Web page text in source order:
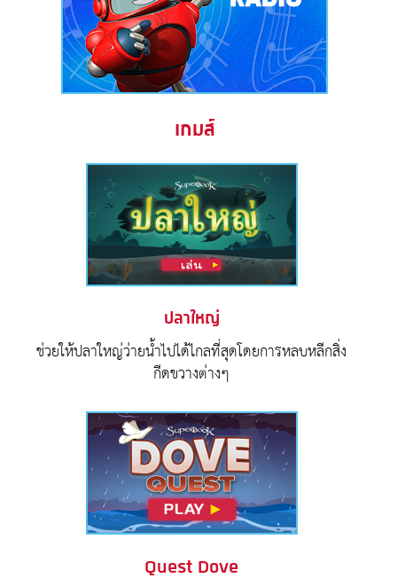
เกมส์
ปลาใหญ่
ช่วยให้ปลาใหญ่ว่ายน้ำไปได้ไกลที่สุดโดยการหลบหลีกสิ่ง
กีดขวางต่างๆ
Quest Dove